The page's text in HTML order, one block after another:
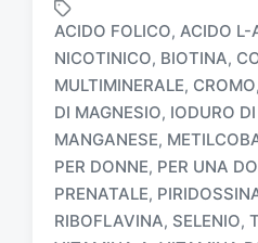
T
a
g
ACIDO FOLICO, ACIDO L-
NICOTINICO, BIOTINA,
MULTIMINERALE, CROMO,
DI MAGNESIO, IODURO
MANGANESE,
PER DONNE, PER UNA
PRENATALE,
RIBOFLAVINA, SELENIO,